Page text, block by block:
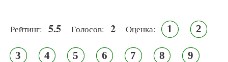
Рейтинг: 5.5 Голосов: 2 Оценка: 1 2
3 4 5 6 7 8 9